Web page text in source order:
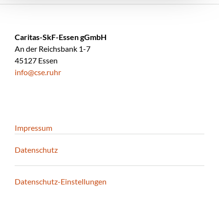
Caritas-SkF-Essen gGmbH
An der Reichsbank 1-7
45127 Essen
info@cse.ruhr
Impressum
Datenschutz
Datenschutz-Einstellungen